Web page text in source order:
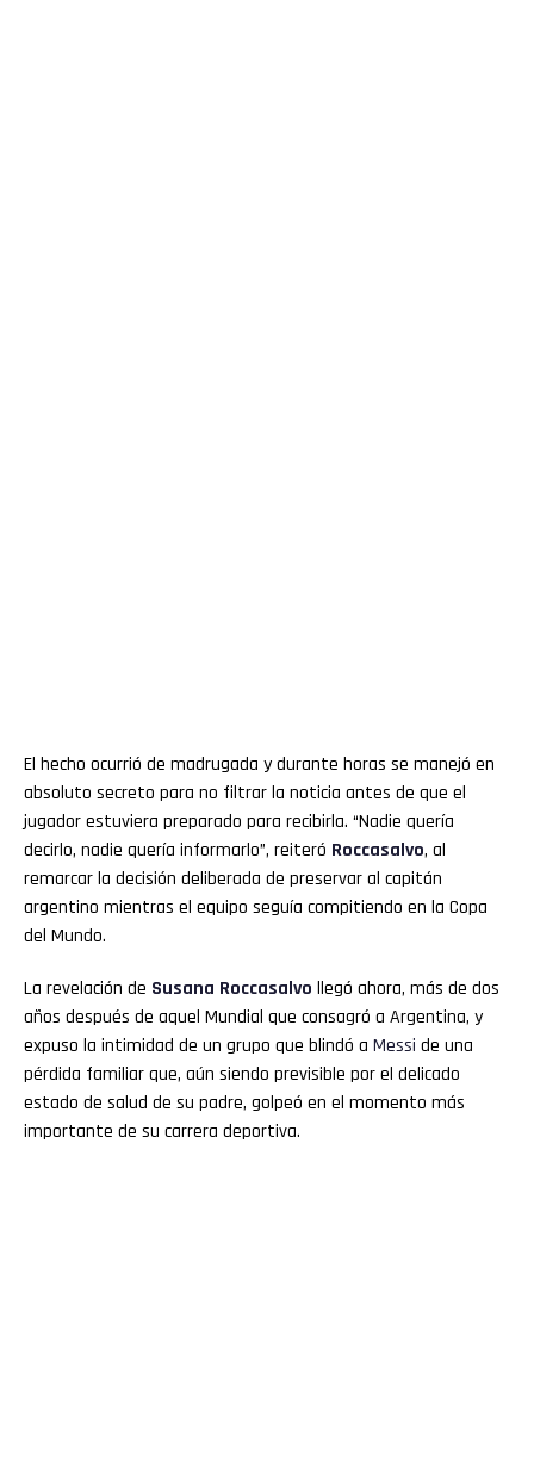
El hecho ocurrió de madrugada y durante horas se manejó en
absoluto secreto para no filtrar la noticia antes de que el
jugador estuviera preparado para recibirla. “Nadie quería
decirlo, nadie quería informarlo”, reiteró Roccasalvo, al
remarcar la decisión deliberada de preservar al capitán
argentino mientras el equipo seguía compitiendo en la Copa
del Mundo.
La revelación de Susana Roccasalvo llegó ahora, más de dos
años después de aquel Mundial que consagró a Argentina, y
expuso la intimidad de un grupo que blindó a Messi de una
pérdida familiar que, aún siendo previsible por el delicado
estado de salud de su padre, golpeó en el momento más
importante de su carrera deportiva.